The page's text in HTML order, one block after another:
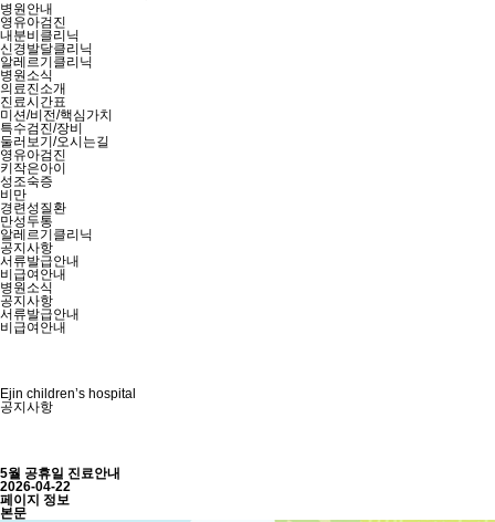
병원안내
영유아검진
내분비클리닉
신경발달클리닉
알레르기클리닉
병원소식
의료진소개
진료시간표
미션/비전/핵심가치
특수검진/장비
둘러보기/오시는길
영유아검진
키작은아이
성조숙증
비만
경련성질환
만성두통
알레르기클리닉
공지사항
서류발급안내
비급여안내
병원소식
공지사항
서류발급안내
비급여안내
Ejin children’s hospital
공지사항
5월 공휴일 진료안내
2026-04-22
페이지 정보
본문